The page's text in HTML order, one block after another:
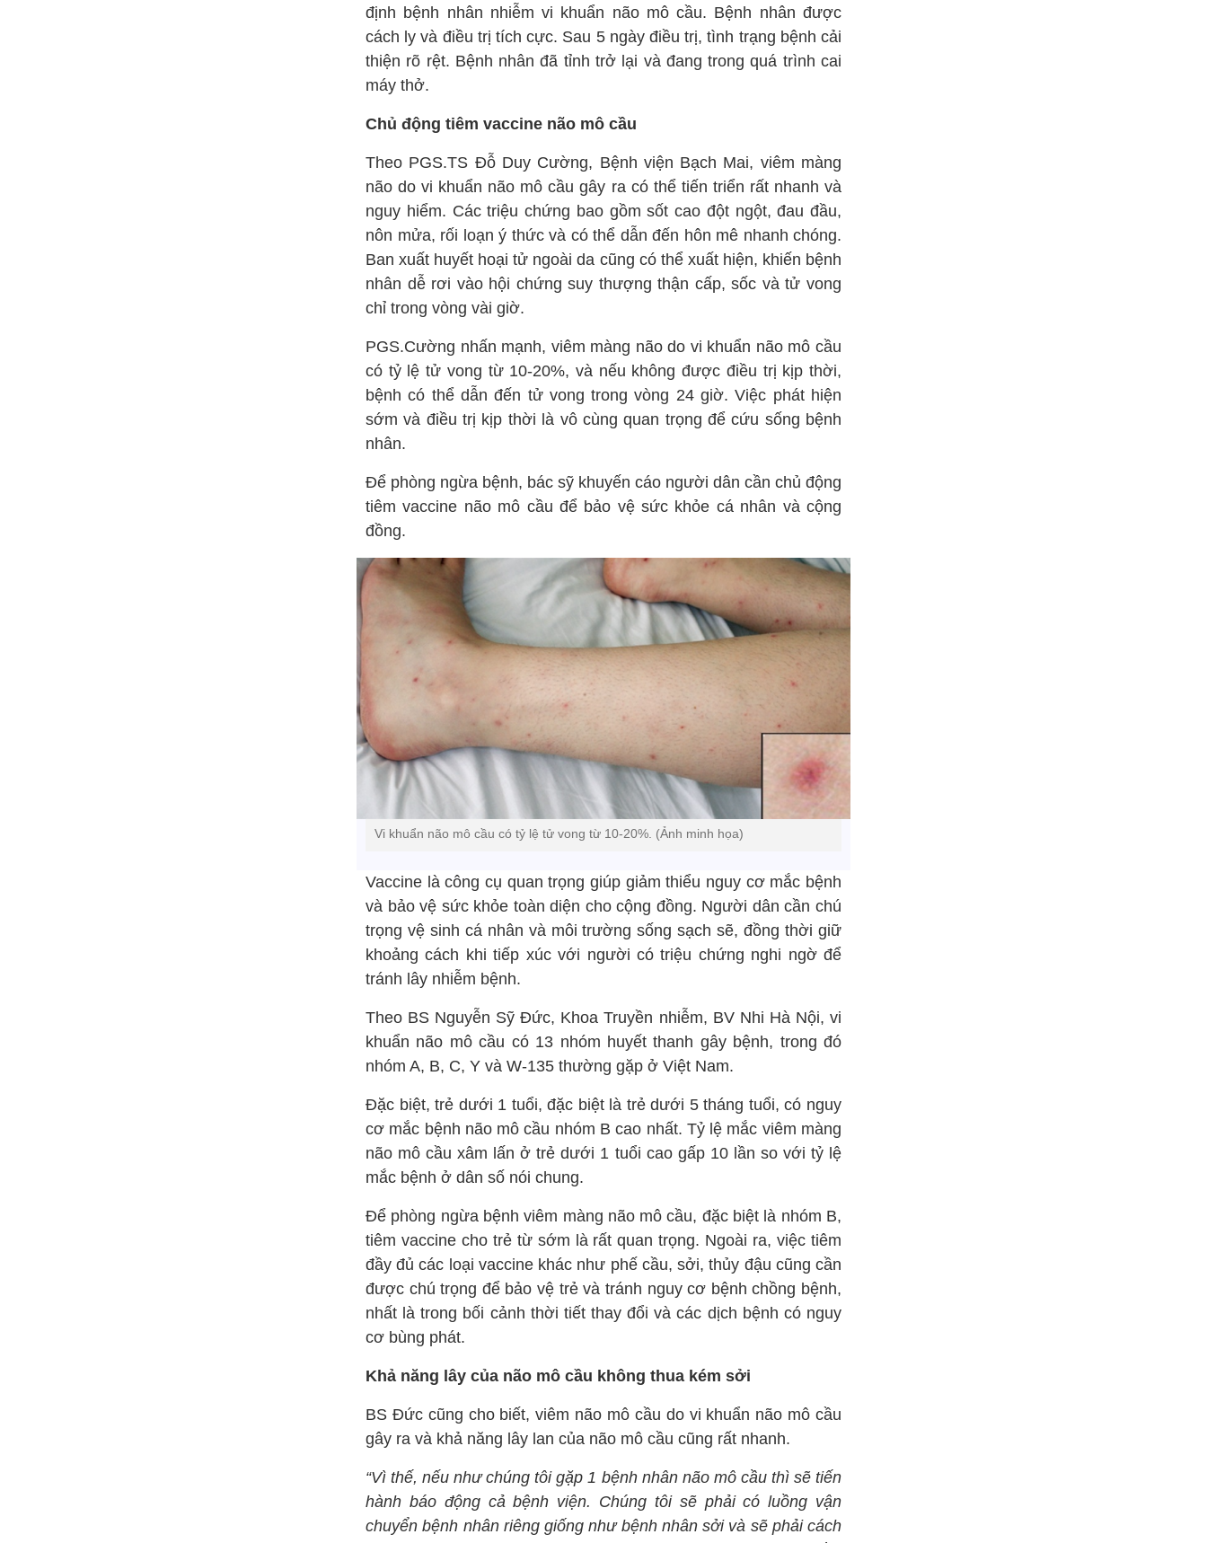
định bệnh nhân nhiễm vi khuẩn não mô cầu. Bệnh nhân được
cách ly và điều trị tích cực. Sau 5 ngày điều trị, tình trạng bệnh cải
thiện rõ rệt. Bệnh nhân đã tỉnh trở lại và đang trong quá trình cai
máy thở.
Chủ động tiêm vaccine não mô cầu
Theo PGS.TS Đỗ Duy Cường, Bệnh viện Bạch Mai, viêm màng
não do vi khuẩn não mô cầu gây ra có thể tiến triển rất nhanh và
nguy hiểm. Các triệu chứng bao gồm sốt cao đột ngột, đau đầu,
nôn mửa, rối loạn ý thức và có thể dẫn đến hôn mê nhanh chóng.
Ban xuất huyết hoại tử ngoài da cũng có thể xuất hiện, khiến bệnh
nhân dễ rơi vào hội chứng suy thượng thận cấp, sốc và tử vong
chỉ trong vòng vài giờ.
PGS.Cường nhấn mạnh, viêm màng não do vi khuẩn não mô cầu
có tỷ lệ tử vong từ 10-20%, và nếu không được điều trị kịp thời,
bệnh có thể dẫn đến tử vong trong vòng 24 giờ. Việc phát hiện
sớm và điều trị kịp thời là vô cùng quan trọng để cứu sống bệnh
nhân.
Để phòng ngừa bệnh, bác sỹ khuyến cáo người dân cần chủ động
tiêm vaccine não mô cầu để bảo vệ sức khỏe cá nhân và cộng
đồng.
Vi khuẩn não mô cầu có tỷ lệ tử vong từ 10-20%. (Ảnh minh họa)
Vaccine là công cụ quan trọng giúp giảm thiểu nguy cơ mắc bệnh
và bảo vệ sức khỏe toàn diện cho cộng đồng. Người dân cần chú
trọng vệ sinh cá nhân và môi trường sống sạch sẽ, đồng thời giữ
khoảng cách khi tiếp xúc với người có triệu chứng nghi ngờ để
tránh lây nhiễm bệnh.
Theo BS Nguyễn Sỹ Đức, Khoa Truyền nhiễm, BV Nhi Hà Nội, vi
khuẩn não mô cầu có 13 nhóm huyết thanh gây bệnh, trong đó
nhóm A, B, C, Y và W-135 thường gặp ở Việt Nam.
Đặc biệt, trẻ dưới 1 tuổi, đặc biệt là trẻ dưới 5 tháng tuổi, có nguy
cơ mắc bệnh não mô cầu nhóm B cao nhất. Tỷ lệ mắc viêm màng
não mô cầu xâm lấn ở trẻ dưới 1 tuổi cao gấp 10 lần so với tỷ lệ
mắc bệnh ở dân số nói chung.
Để phòng ngừa bệnh viêm màng não mô cầu, đặc biệt là nhóm B,
tiêm vaccine cho trẻ từ sớm là rất quan trọng. Ngoài ra, việc tiêm
đầy đủ các loại vaccine khác như phế cầu, sởi, thủy đậu cũng cần
được chú trọng để bảo vệ trẻ và tránh nguy cơ bệnh chồng bệnh,
nhất là trong bối cảnh thời tiết thay đổi và các dịch bệnh có nguy
cơ bùng phát.
Khả năng lây của não mô cầu không thua kém sởi
BS Đức cũng cho biết, viêm não mô cầu do vi khuẩn não mô cầu
gây ra và khả năng lây lan của não mô cầu cũng rất nhanh.
“Vì thế, nếu như chúng tôi gặp 1 bệnh nhân não mô cầu thì sẽ tiến
hành báo động cả bệnh viện. Chúng tôi sẽ phải có luồng vận
chuyển bệnh nhân riêng giống như bệnh nhân sởi và sẽ phải cách